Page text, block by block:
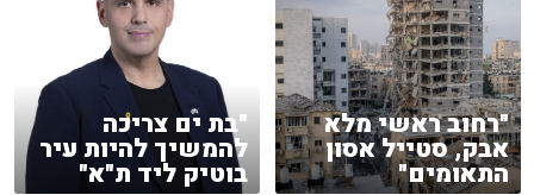
"רחוב ראשי מלא
אבק, סטייל אסון
התאומים"
"בת ים צריכה
להמשיך להיות עיר
בוטיק ליד ת"א"